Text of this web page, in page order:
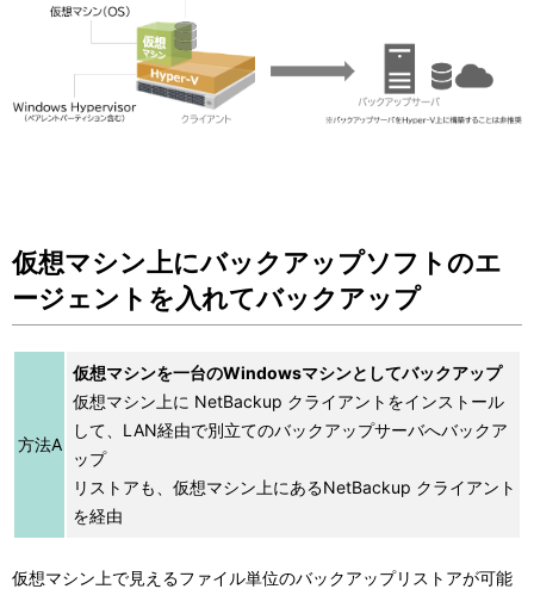
仮想マシン上にバックアップソフトのエ
ージェントを入れてバックアップ
方法A
仮想マシンを一台のWindowsマシンとしてバックアップ
仮想マシン上に NetBackup クライアントをインストール
して、LAN経由で別立てのバックアップサーバへバックア
ップ
リストアも、仮想マシン上にあるNetBackup クライアント
を経由
仮想マシン上で見えるファイル単位のバックアップリストアが可能